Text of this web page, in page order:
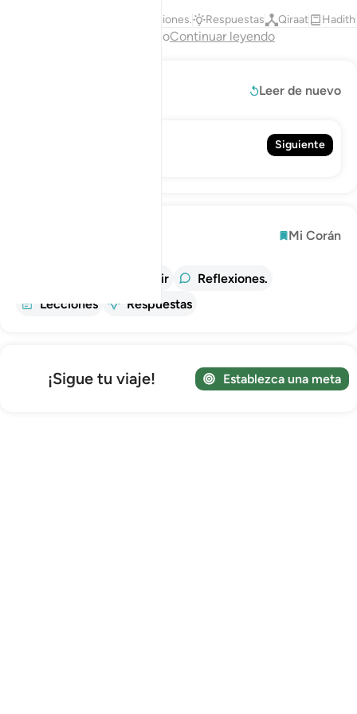
Reflexiones. Respuestas Qiraat Hadith
Fin del capítuloContinuar leyendo
Leer de nuevo
Siguiente
Mi Corán
Tafsir
Reflexiones.
Lecciones
Respuestas
¡Sigue tu viaje! Establezca una meta